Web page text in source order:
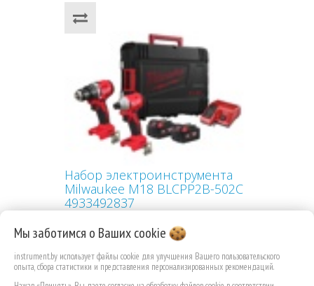
Набор электроинструмента
Milwaukee M18 BLCPP2B-502C
4933492837
Мы заботимся о Вашихcookie
instrument.by использует файлы cookie для улучшения Вашего пользовательского
опыта, сбора статистики и представления персонализированных рекомендаций.